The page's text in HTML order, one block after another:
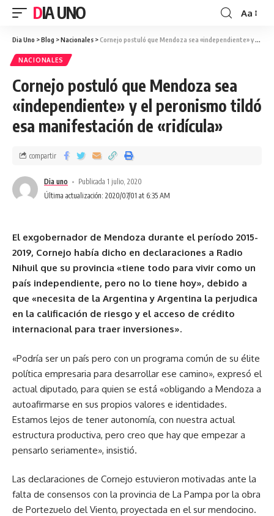
DIA UNO Aa
Dia Uno >Blog >Nacionales >Cornejo postuló que Mendoza sea «independiente» y el peronismo tildó esa manifestación de «ridícula»
NACIONALES
Cornejo postuló que Mendoza sea
«independiente» y el peronismo tildó
esa manifestación de «ridícula»
Última actualización: 2020/07/01 at 6:35 AM
Dia uno Publicada 1 julio, 2020
compartir
El exgobernador de Mendoza durante el período 2015-
2019, Cornejo había dicho en declaraciones a Radio
Nihuil que su provincia «tiene todo para vivir como un
país independiente, pero no lo tiene hoy», debido a
que «necesita de la Argentina y Argentina la perjudica
en la calificación de riesgo y el acceso de crédito
internacional para traer inversiones».
«Podría ser un país pero con un programa común de su élite
política empresaria para desarrollar ese camino», expresó el
actual diputado, para quien se está «obligando a Mendoza a
autoafirmarse en sus propios valores e identidades.
Estamos lejos de tener autonomía, con nuestra actual
estructura productiva, pero creo que hay que empezar a
pensarlo seriamente», insistió.
Las declaraciones de Cornejo estuvieron motivadas ante la
falta de consensos con la provincia de La Pampa por la obra
de Portezuelo del Viento, proyectada en el sur mendocino.